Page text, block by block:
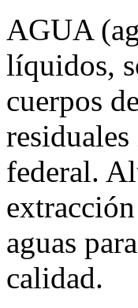
AGUA
líquidos,
cuerpos
federal.
aguas
calidad.